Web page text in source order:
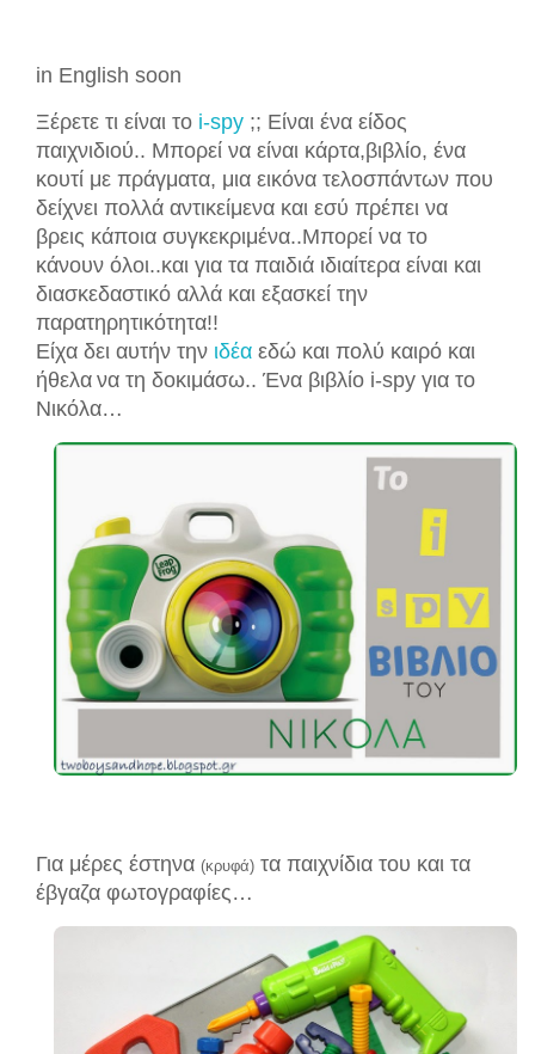
in English soon
Ξέρετε τι είναι το i-spy ;; Είναι ένα είδος
παιχνιδιού.. Μπορεί να είναι κάρτα,βιβλίο, ένα
κουτί με πράγματα, μια εικόνα τελοσπάντων που
δείχνει πολλά αντικείμενα και εσύ πρέπει να
βρεις κάποια συγκεκριμένα..Μπορεί να το
κάνουν όλοι..και για τα παιδιά ιδιαίτερα είναι και
διασκεδαστικό αλλά και εξασκεί την
παρατηρητικότητα!!
Είχα δει αυτήν την ιδέα εδώ και πολύ καιρό και
ήθελα να τη δοκιμάσω.. Ένα βιβλίο i-spy για το
Νικόλα…
Για μέρες έστηνα (κρυφά) τα παιχνίδια του και τα
έβγαζα φωτογραφίες…